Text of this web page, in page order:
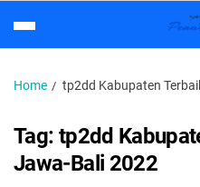
Home tp2dd Kabupaten
Tag: tp2dd
Jawa-Bali 2022